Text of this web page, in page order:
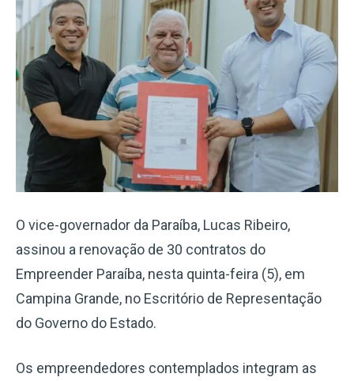
O vice-governador da Paraíba, Lucas Ribeiro,
assinou a renovação de 30 contratos do
Empreender Paraíba, nesta quinta-feira (5), em
Campina Grande, no Escritório de Representação
do Governo do Estado.
Os empreendedores contemplados integram as